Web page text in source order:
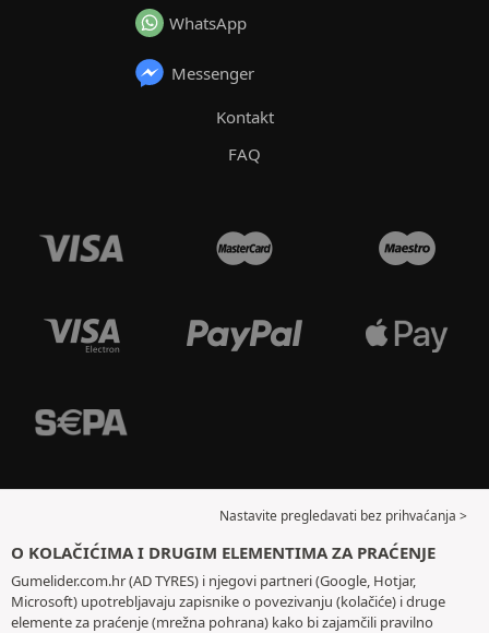
WhatsApp
Messenger
Kontakt
FAQ
Nastavite pregledavati bez prihvaćanja >
O KOLAČIĆIMA I DRUGIM ELEMENTIMA ZA PRAĆENJE
Gumelider.com.hr (AD TYRES) i njegovi partneri (Google, Hotjar,
Microsoft) upotrebljavaju zapisnike o povezivanju (kolačiće) i druge
elemente za praćenje (mrežna pohrana) kako bi zajamčili pravilno